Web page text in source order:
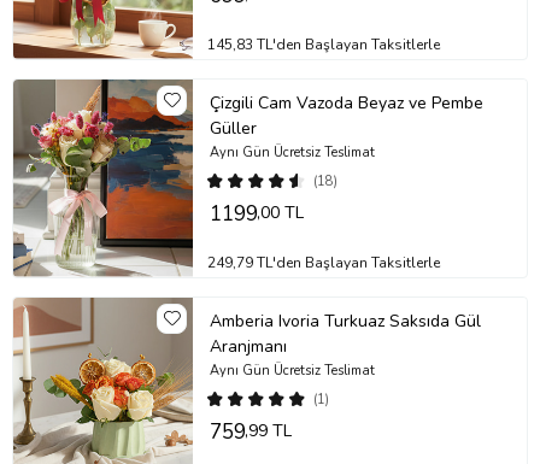
145,83 TL'den Başlayan Taksitlerle
Çizgili Cam Vazoda Beyaz ve Pembe
Güller
(18)
Aynı Gün Ücretsiz Teslimat
1199,00 TL
249,79 TL'den Başlayan Taksitlerle
Amberia Ivoria Turkuaz Saksıda Gül
Aranjmanı
(1)
Aynı Gün Ücretsiz Teslimat
759,99 TL